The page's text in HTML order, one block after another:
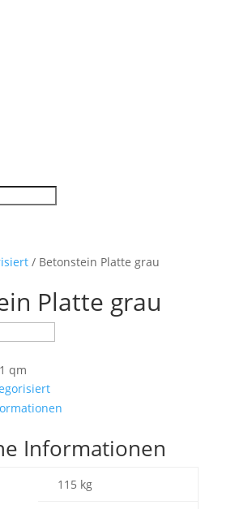
/ Betonstein Platte grau
Platte grau
qm
Informationen
115 kg